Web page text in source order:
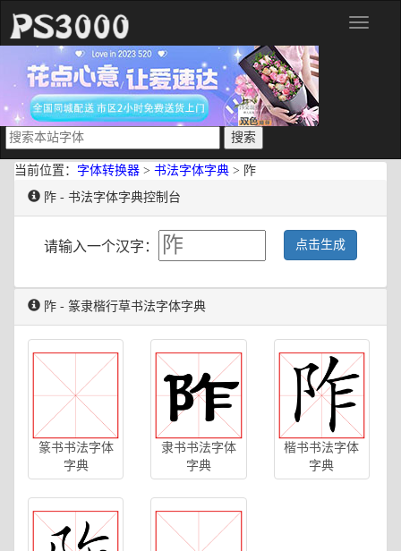
分
当前位置： 字体转换器 > 书法字体字典 > 阼
阼 - 书法字体字典控制台
请输入一个汉字： 点击生成
阼 - 篆隶楷行草书法字体字典
篆书书法字体
字典
隶书书法字体
字典
楷书书法字体
字典